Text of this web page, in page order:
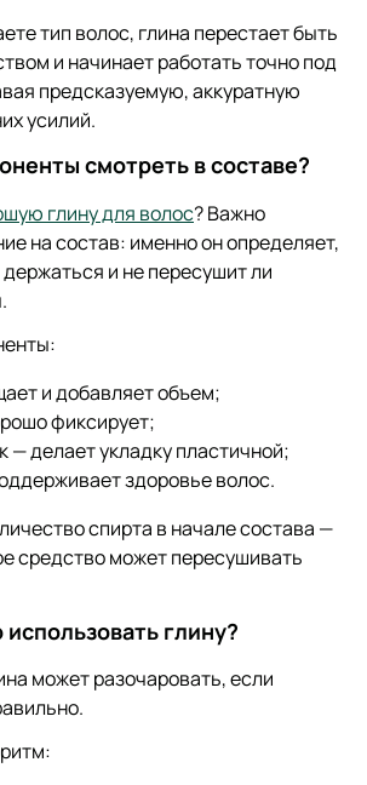
тип волос, глина перестает быть
и начинает работать точно под
предсказуемую, аккуратную
усилий.
смотреть в составе?
глину для волос? Важно
на состав: именно он определяет,
и не пересушит ли
и добавляет объем;
фиксирует;
— делает укладку пластичной;
здоровье волос.
спирта в начале состава —
средство может пересушивать
глину?
может разочаровать, если